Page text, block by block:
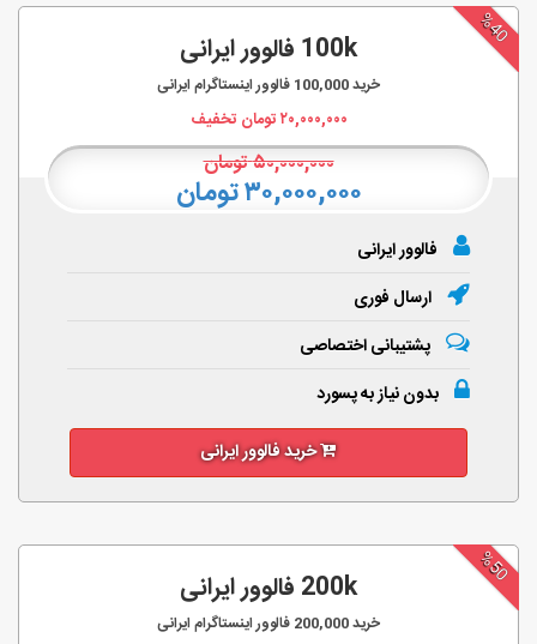
%40
100k فالوور ایرانی
خرید100,000 فالوور اینستاگرام ایرانی
۲۰,۰۰۰,۰۰۰تومان تخفیف
۵۰,۰۰۰,۰۰۰تومان
۳۰,۰۰۰,۰۰۰ تومان
فالوور ایرانی
ارسال فوری
پشتیبانی اختصاصی
بدون نیاز به پسورد
خرید فالوور ایرانی
%50
200k فالوور ایرانی
خرید200,000 فالوور اینستاگرام ایرانی